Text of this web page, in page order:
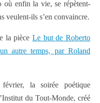
où enfin la vie, se répètent-
veulent-ils s’en convaincre.
la pièceLe but de Roberto
autre temps, par Roland
la soirée poétique
du Tout-Monde, créé